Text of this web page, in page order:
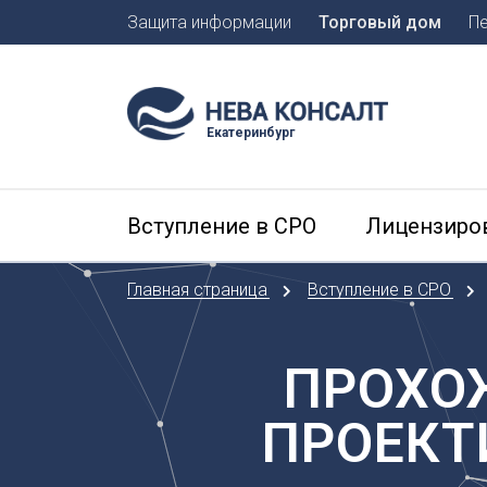
Б
Белгород
Брянск
В
Защита информации Торговый дом
Екатеринбург
Вступление в СРО
Главная страница Вступление в СРО